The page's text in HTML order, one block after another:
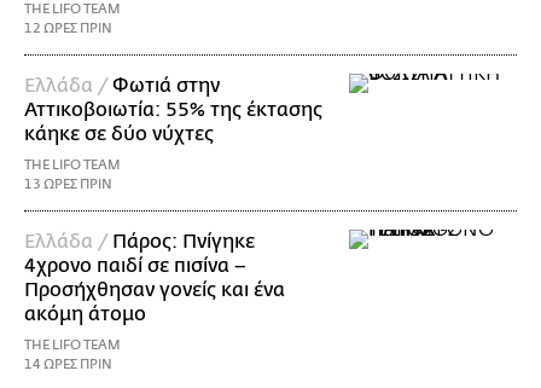
THE LIFO TEAM
12 ΩΡΕΣ ΠΡΙΝ
Ελλάδα / Φωτιά στην
Αττικοβοιωτία: 55% της έκτασης
κάηκε σε δύο νύχτες
THE LIFO TEAM
13 ΩΡΕΣ ΠΡΙΝ
Ελλάδα / Πάρος: Πνίγηκε
4χρονο παιδί σε πισίνα –
Προσήχθησαν γονείς και ένα
ακόμη άτομο
THE LIFO TEAM
14 ΩΡΕΣ ΠΡΙΝ